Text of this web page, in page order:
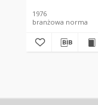
1976
branżowa norma